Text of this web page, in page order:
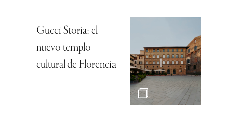
Gucci Storia: el
nuevo templo
cultural de Florencia